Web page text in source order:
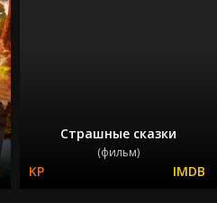
Страшные сказки
(фильм)